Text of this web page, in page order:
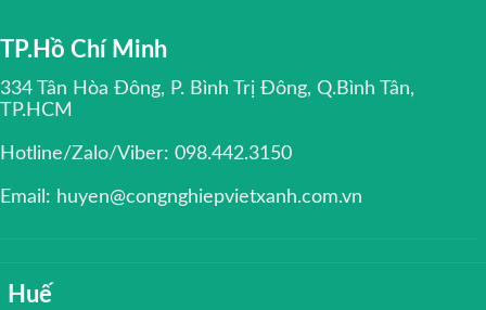
TP.Hồ Chí Minh
334 Tân Hòa Đông, P. Bình Trị Đông, Q.Bình Tân,
TP.HCM
Hotline/Zalo/Viber: 098.442.3150
Email: huyen@congnghiepvietxanh.com.vn
Huế